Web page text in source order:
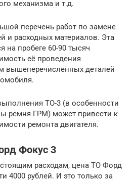
механизма и т.д.
перечень работ по замене
и расходных материалов. Эта
на пробеге 60-90 тысяч
её проведения
вышеперечисленных деталей
ТО-3 (в особенности
ремня ГРМ) может привести к
ремонта двигателя.
Фокус 3
расходам, цена ТО Форд
4000 рублей. И это только за